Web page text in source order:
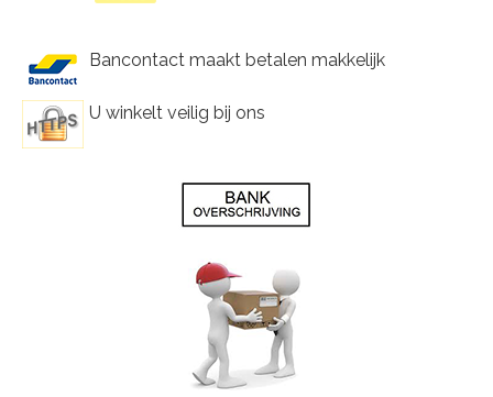
Bancontact maakt betalen makkelijk
U winkelt veilig bij ons